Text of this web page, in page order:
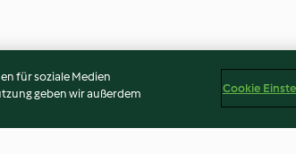
für soziale Medien
geben wir außerdem
Cookie